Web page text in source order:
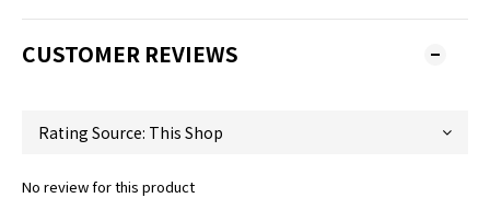
CUSTOMER REVIEWS
No review for this product